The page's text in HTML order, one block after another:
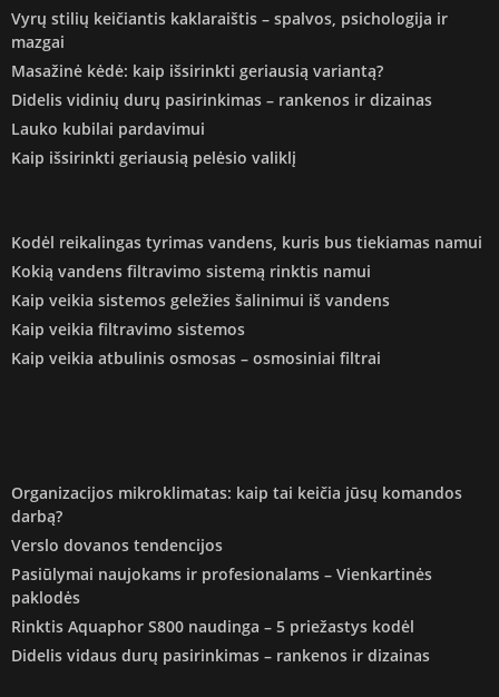
Vyrų stilių keičiantis kaklaraištis – spalvos, psichologija ir
mazgai
Masažinė kėdė: kaip išsirinkti geriausią variantą?
Didelis vidinių durų pasirinkimas – rankenos ir dizainas
Lauko kubilai pardavimui
Kaip išsirinkti geriausią pelėsio valiklį
Kodėl reikalingas tyrimas vandens, kuris bus tiekiamas namui
Kokią vandens filtravimo sistemą rinktis namui
Kaip veikia sistemos geležies šalinimui iš vandens
Kaip veikia filtravimo sistemos
Kaip veikia atbulinis osmosas – osmosiniai filtrai
Organizacijos mikroklimatas: kaip tai keičia jūsų komandos
darbą?
Verslo dovanos tendencijos
Pasiūlymai naujokams ir profesionalams – Vienkartinės
paklodės
Rinktis Aquaphor S800 naudinga – 5 priežastys kodėl
Didelis vidaus durų pasirinkimas – rankenos ir dizainas